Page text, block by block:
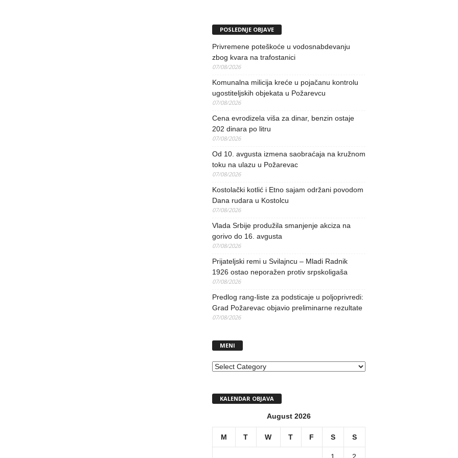
POSLEDNJE OBJAVE
Privremene poteškoće u vodosnabdevanju
zbog kvara na trafostanici
07/08/2026
Komunalna milicija kreće u pojačanu kontrolu
ugostiteljskih objekata u Požarevcu
07/08/2026
Cena evrodizela viša za dinar, benzin ostaje
202 dinara po litru
07/08/2026
Od 10. avgusta izmena saobraćaja na kružnom
toku na ulazu u Požarevac
07/08/2026
Kostolački kotlić i Etno sajam održani povodom
Dana rudara u Kostolcu
07/08/2026
Vlada Srbije produžila smanjenje akciza na
gorivo do 16. avgusta
07/08/2026
Prijateljski remi u Svilajncu – Mladi Radnik
1926 ostao neporažen protiv srpskoligaša
07/08/2026
Predlog rang-liste za podsticaje u poljoprivredi:
Grad Požarevac objavio preliminarne rezultate
07/08/2026
MENI
MENI
KALENDAR OBJAVA
August 2026
M T W T F S S
1 2